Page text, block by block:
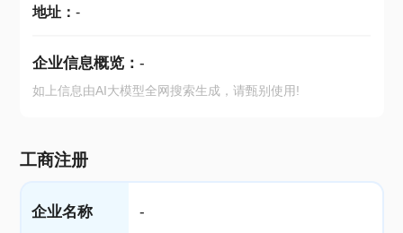
地址： -
企业信息概览： -
如上信息由AI大模型全网搜索生成，请甄别使用!
工商注册
企业名称 -